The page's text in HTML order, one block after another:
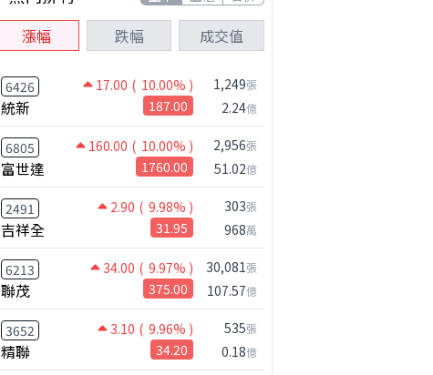
漲幅 跌幅 成交值
6426 17.00 ( 10.00% )
統新 187.00
1,249張
2.24億
6805 160.00 ( 10.00% )
富世達 1760.00
2,956張
51.02億
2491 2.90 ( 9.98% )
吉祥全 31.95
303張
968萬
6213 34.00 ( 9.97% )
聯茂 375.00
30,081張
107.57億
3652 3.10 ( 9.96% )
精聯 34.20
535張
0.18億